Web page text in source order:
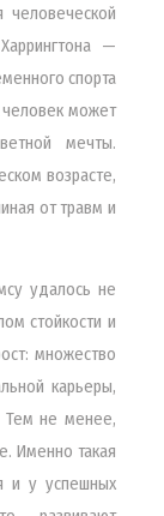
—
спорта
человек может
мечты.
возрасте,
от травм и
удалось не
стойкости и
множество
карьеры,
Тем не менее,
Именно такая
и у успешных